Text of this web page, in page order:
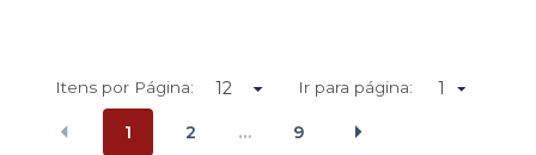
Itens por Página: Ir para página: 1
1 2 … 9